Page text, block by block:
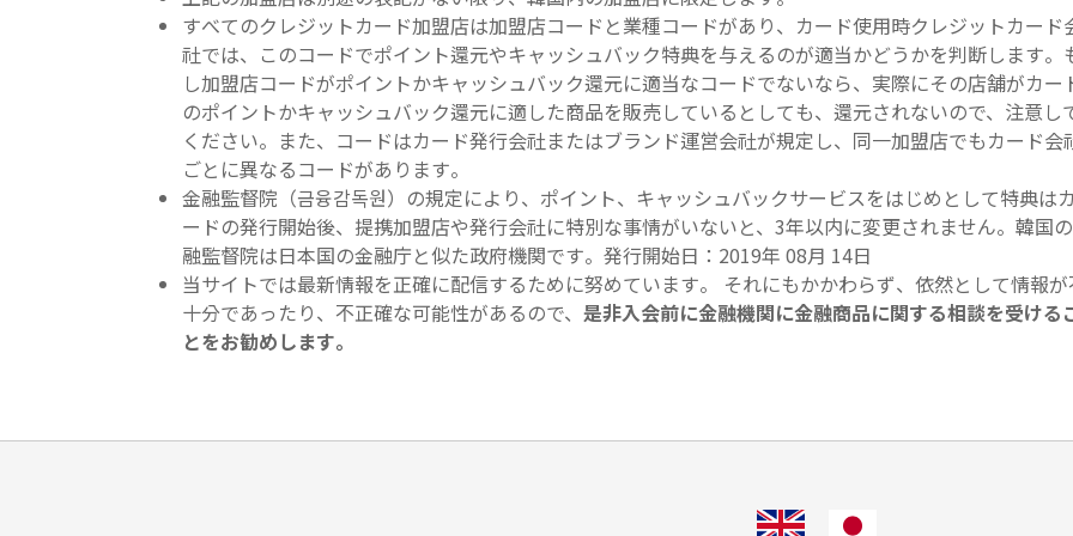
すべてのクレジットカード加盟店は加盟店コードと業種コードがあり、カード使用時クレジットカード
社では、このコードでポイント還元やキャッシュバック特典を与えるのが適当かどうかを判断します。
し加盟店コードがポイントかキャッシュバック還元に適当なコードでないなら、実際にその店舗がカー
のポイントかキャッシュバック還元に適した商品を販売しているとしても、還元されないので、注意し
ください。また、コードはカード発行会社またはブランド運営会社が規定し、同一加盟店でもカード会
ごとに異なるコードがあります。
金融監督院（금융감독원）の規定により、ポイント、キャッシュバックサービスをはじめとして特典はカ
ードの発行開始後、提携加盟店や発行会社に特別な事情がいないと、3年以内に変更されません。韓国
融監督院は日本国の金融庁と似た政府機関です。発行開始日：2019年 08月 14日
当サイトでは最新情報を正確に配信するために努めています。 それにもかかわらず、依然として情報が
十分であったり、不正確な可能性があるので、 是非入会前に金融機関に金融商品に関する相談を受ける
とをお勧めします。